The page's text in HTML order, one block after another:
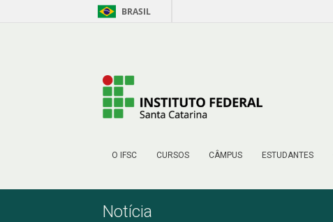
Pular para o Conteúdo BRASIL
O IFSC CURSOS CÂMPUS ESTUDANTES
Notícia